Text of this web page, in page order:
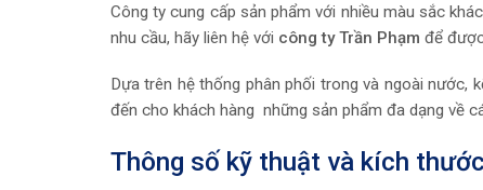
Công ty cung cấp sản phẩm với nhiều màu sắc
nhu cầu, hãy liên hệ với công ty Trần Phạm để
Dựa trên hệ thống phân phối trong và ngoài nước,
đến cho khách hàng những sản phẩm đa dạng về
Thông số kỹ thuật và kích